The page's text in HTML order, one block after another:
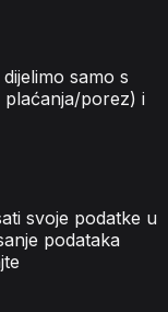
samo s
plaćanja/porez) i
svoje podatke u
podataka